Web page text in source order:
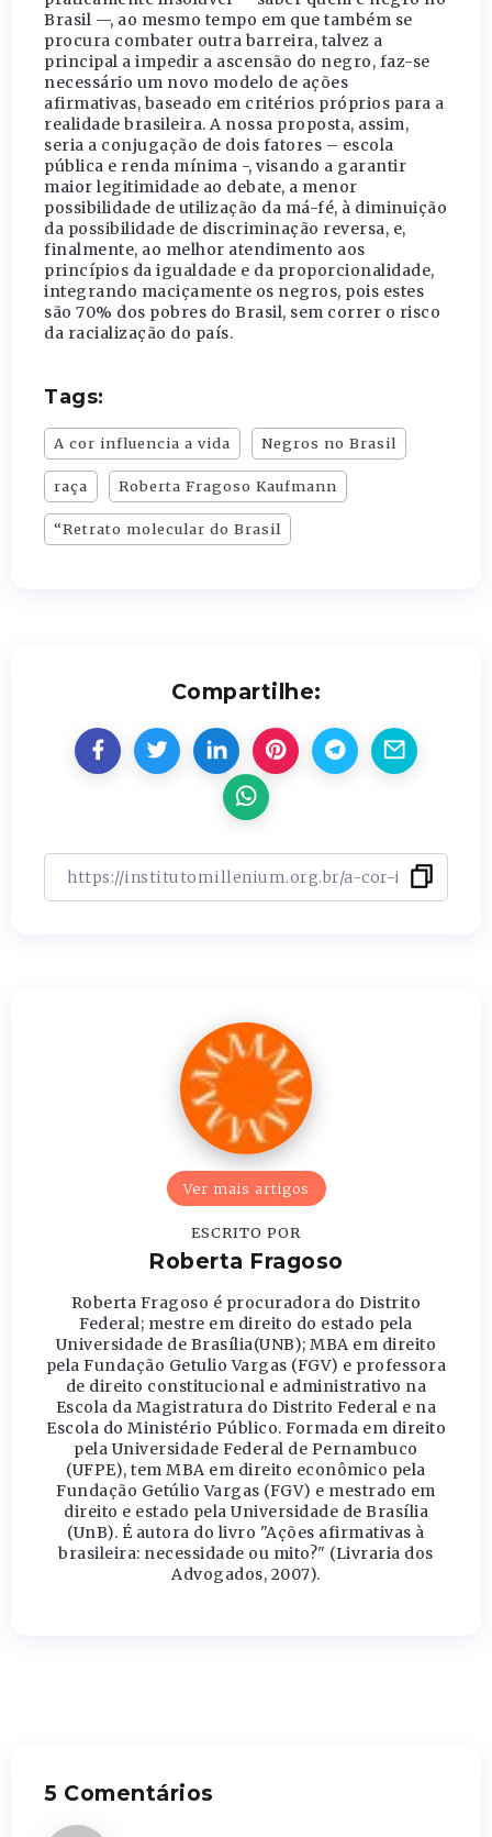
Brasil —, ao mesmo tempo em que também se
procura combater outra barreira, talvez a
principal a impedir a ascensão do negro, faz-se
necessário um novo modelo de ações
afirmativas, baseado em critérios próprios para a
realidade brasileira. A nossa proposta, assim,
seria a conjugação de dois fatores – escola
pública e renda mínima -, visando a garantir
maior legitimidade ao debate, a menor
possibilidade de utilização da má-fé, à diminuição
da possibilidade de discriminação reversa, e,
finalmente, ao melhor atendimento aos
princípios da igualdade e da proporcionalidade,
integrando maciçamente os negros, pois estes
são 70% dos pobres do Brasil, sem correr o risco
da racialização do país.
Tags:
A cor influencia a vida Negros no Brasil
raça Roberta Fragoso Kaufmann
“Retrato molecular do Brasil
Compartilhe:
Ver mais artigos
ESCRITO POR
Roberta Fragoso
Roberta Fragoso é procuradora do Distrito
Federal; mestre em direito do estado pela
Universidade de Brasília(UNB); MBA em direito
pela Fundação Getulio Vargas (FGV) e professora
de direito constitucional e administrativo na
Escola da Magistratura do Distrito Federal e na
Escola do Ministério Público. Formada em direito
pela Universidade Federal de Pernambuco
(UFPE), tem MBA em direito econômico pela
Fundação Getúlio Vargas (FGV) e mestrado em
direito e estado pela Universidade de Brasília
(UnB). É autora do livro "Ações afirmativas à
brasileira: necessidade ou mito?" (Livraria dos
Advogados, 2007).
5 Comentários